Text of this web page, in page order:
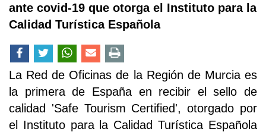
ante covid-19 que otorga el Instituto para la
Calidad Turística Española
La Red de Oficinas de la Región de Murcia es
la primera de España en recibir el sello de
calidad 'Safe Tourism Certified', otorgado por
el Instituto para la Calidad Turística Española